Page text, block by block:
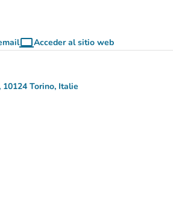
computerAcceder al sitio web
(nueva pestaña)
Torino, Italie
en Google Maps)
pestaña)